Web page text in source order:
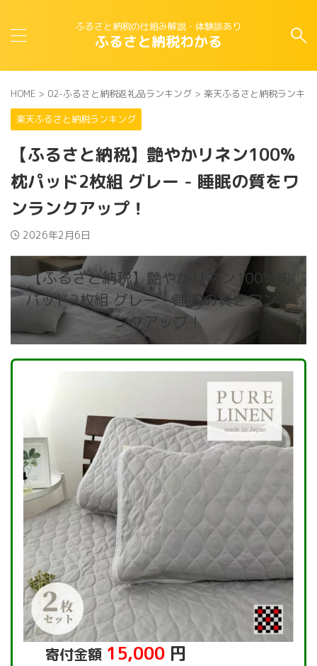
ふるさと納税の仕組み解説・体験談あり
ふるさと納税わかる
HOME > 02-ふるさと納税返礼品ランキング > 楽天ふるさと納税ランキン
楽天ふるさと納税ランキング
【ふるさと納税】艶やかリネン100%
枕パッド2枚組 グレー - 睡眠の質をワ
ンランクアップ！
2026年2月6日
【ふるさと納税】艶やかリネン100%枕
パッド2枚組 グレー - 睡眠の質をワンラ
ンクアップ！
寄付金額 15,000円